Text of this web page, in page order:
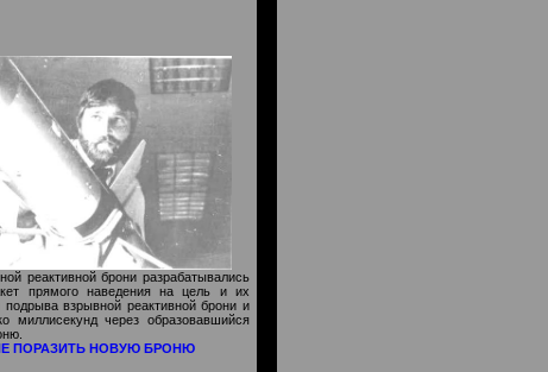
реактивной брони разрабатывались
пря­мого наведения на цель и их
взрывной реактивной брони и
миллисекунд через образовавшийся
ПОРАЗИТЬ НОВУЮ БРОНЮ